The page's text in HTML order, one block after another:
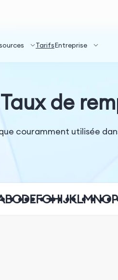
TarifsEntreprise
Taux de
couramment utilisée
BCDEFGHIJKLMNOP